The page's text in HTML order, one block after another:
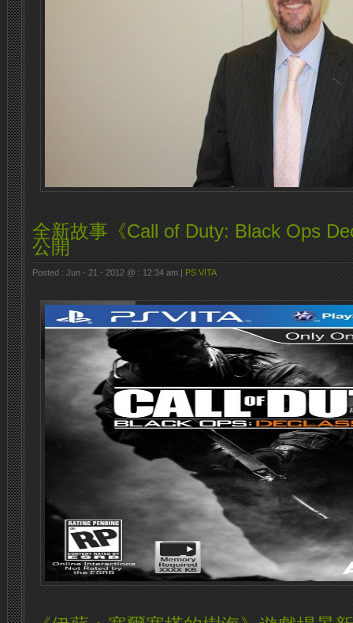
全新故事《Call of Duty: Black Ops
公開
Posted : Jun - 21 - 2012 @ : 12:34 am | PS VITA